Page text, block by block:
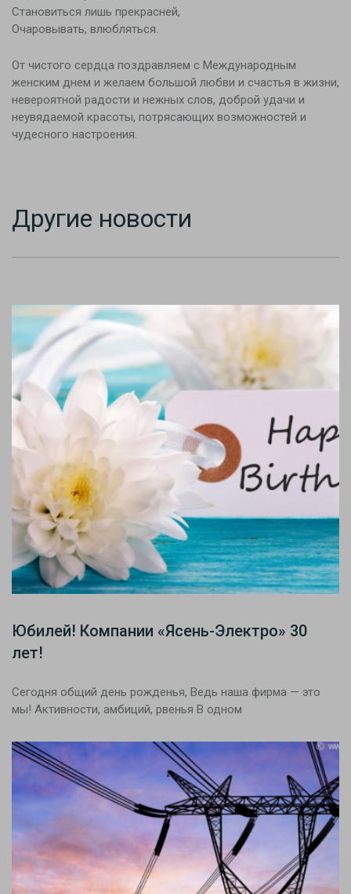
Становиться лишь прекрасней,
Очаровывать, влюбляться.
От чистого сердца поздравляем с Международным
женским днем и желаем большой любви и счастья в жизни,
невероятной радости и нежных слов, доброй удачи и
неувядаемой красоты, потрясающих возможностей и
чудесного настроения.
Другие новости
Юбилей! Компании «Ясень-Электро» 30
лет!
Сегодня общий день рожденья, Ведь наша фирма — это
мы! Активности, амбиций, рвенья В одном